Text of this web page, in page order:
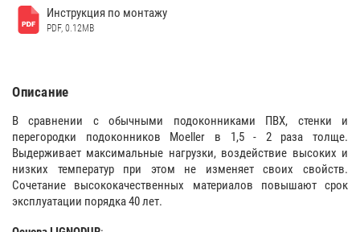
Инструкция по монтажу
PDF, 0.12MB
Описание
В сравнении с обычными подоконниками ПВХ, стенки и
перегородки подоконников Moeller в 1,5 - 2 раза толще.
Выдерживает максимальные нагрузки, воздействие высоких и
низких температур при этом не изменяет своих свойств.
Сочетание высококачественных материалов повышают срок
эксплуатации порядка 40 лет.